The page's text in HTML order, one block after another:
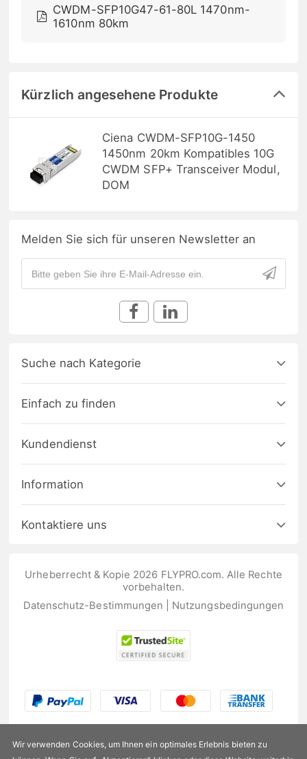
CWDM-SFP10G47-61-80L 1470nm-
1610nm 80km
Kürzlich angesehene Produkte
Ciena CWDM-SFP10G-1450
1450nm 20km Kompatibles 10G
CWDM SFP+ Transceiver Modul,
DOM
Melden Sie sich für unseren Newsletter an
Suche nach Kategorie
Einfach zu finden
Kundendienst
Information
Kontaktiere uns
Urheberrecht & Kopie 2026 FLYPRO.com. Alle Rechte
vorbehalten.
Datenschutz-Bestimmungen
Nutzungsbedingungen
Wir verwenden Cookies, um Ihnen ein optimales Erlebnis bieten zu